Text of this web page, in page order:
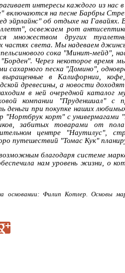
интересы каждого из
включаются на песне Барбры
эйрлайнс" об отдыхе на
освежаем рот
множеством других
частях света. Мы надеваем
сока "Минит-мейд",
Через некоторое время
сахарного песка "Домино",
выращенные в Калифорнии,
древесины, а новости
в ней очередной каталог
компании "Пруденшиал" с
деньги при покупке наших
"Нортбрук корт" с
забитых товарами от
центре "Наутилус",
путешествий "Томас Кук"
благодаря системе
нам уровень жизни, о
основании: Филип Котлер. Основы